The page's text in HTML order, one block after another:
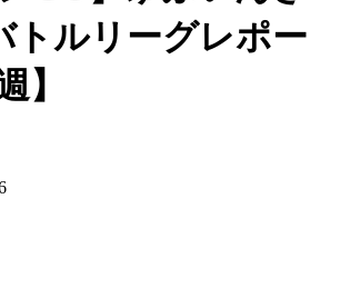
トルリーグレポー
】